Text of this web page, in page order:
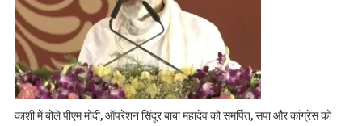
काशी में बोले पीएम मोदी, ऑपरेशन सिंदूर बाबा महादेव को समर्पित, सपा और कांग्रेस को